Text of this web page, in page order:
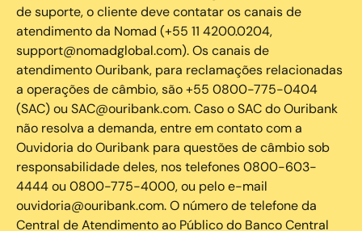
de suporte, o cliente deve contatar os canais de
atendimento da Nomad (+55 11 4200.0204,
support@nomadglobal.com). Os canais de
atendimento Ouribank, para reclamações relacionadas
a operações de câmbio, são +55 0800-775-0404
(SAC) ou SAC@ouribank.com. Caso o SAC do Ouribank
não resolva a demanda, entre em contato com a
Ouvidoria do Ouribank para questões de câmbio sob
responsabilidade deles, nos telefones 0800-603-
4444 ou 0800-775-4000, ou pelo e-mail
ouvidoria@ouribank.com. O número de telefone da
Central de Atendimento ao Público do Banco Central